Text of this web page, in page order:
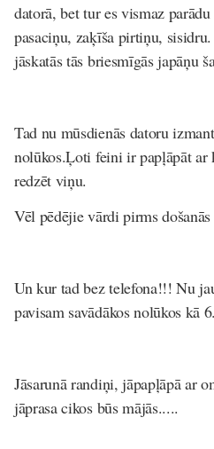
datorā, bet tur es vismaz
pasaciņu, zaķīša pirtiņu,
jāskatās tās briesmīgās japāņu
Tad nu mūsdienās datoru
nolūkos.Ļoti feini ir papļāpāt ar
redzēt viņu.
Vēl pēdējie vārdi pirms došanās
Un kur tad bez telefona!!! Nu
pavisam savādākos nolūkos kā
Jāsarunā randiņi, jāpapļāpā ar
jāprasa cikos būs mājās.....